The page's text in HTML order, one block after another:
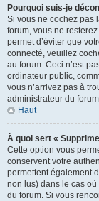
Pourquoi suis-je
Si vous ne cochez pas
forum, vous ne
permet d’éviter que
connecté, veuillez
au forum. Ceci n’est
ordinateur public,
vous n’arrivez pas à
administrateur du
Haut
À quoi sert «
Cette option vous
conservent votre
permettent également
non lus) dans le cas
du forum. Si vous